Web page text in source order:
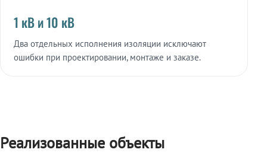
1 кВ и 10 кВ
Два отдельных исполнения изоляции исключают
ошибки при проектировании, монтаже и заказе.
Реализованные объекты